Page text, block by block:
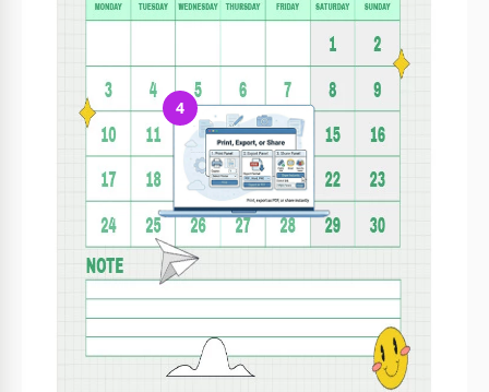
Inserisci i tuoi dati, carica immagini e sostituisci il testo
4
Stampa, esporta o condividi
Stampa, esporta in PDF o condividi subito
Modelli correlati